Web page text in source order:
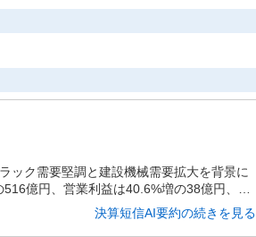
ック需要堅調と建設機械需要拡大を背景に
億円、営業利益は40.6%増の38億円、最
見込みながら、配当は前期比増額の年50
決算短信AI要約の続きを見る